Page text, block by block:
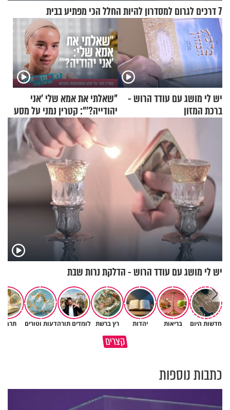
7 דרכים לגרום למסדרון להיות החלל הכי מפתיע בבית
יש לי מושג עם עודד הרוש -
ברכת המזון
"שאלתי את אמא שלי 'אני
יהודייה?'": קטרין נמני על מסע
ההתחזקות המרגש
יש לי מושג עם עודד הרוש - הדלקת נרות שבת
חדשות היום בריאות יהדות רץ ברשת לומדים תורהדעות וטורים
קצרים
לפעמים המערכת מפספסת את
מותר לנשוף על בוטנים כדי
כתבות נוספות